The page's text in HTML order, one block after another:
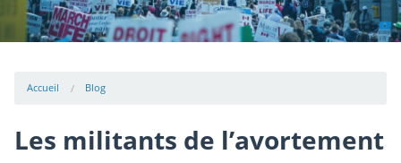
Accueil Blog
Les militants de l’avortement